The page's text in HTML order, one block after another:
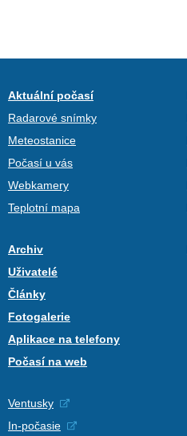
Aktuální počasí
Radarové snímky
Meteostanice
Počasí u vás
Webkamery
Teplotní mapa
Archiv
Uživatelé
Články
Fotogalerie
Aplikace na telefony
Počasí na web
Ventusky
In-počasie